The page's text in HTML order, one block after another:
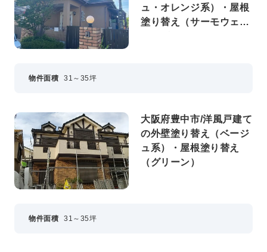
ュ・オレンジ系）・屋根
塗り替え（サーモウェザ
物件面積 31～35坪
大阪府豊中市/洋風戸建て
の外壁塗り替え（ベージ
ュ系）・屋根塗り替え
（グリーン）
物件面積 31～35坪